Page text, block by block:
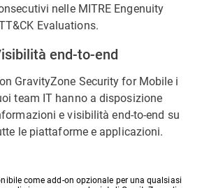
nelle MITRE Engenuity
Evaluations.
end-to-end
GravityZone Security for Mobile i
team IT hanno a disposizione
e visibilità end-to-end su
le piattaforme e applicazioni.
come add-on opzionale per una qualsiasi